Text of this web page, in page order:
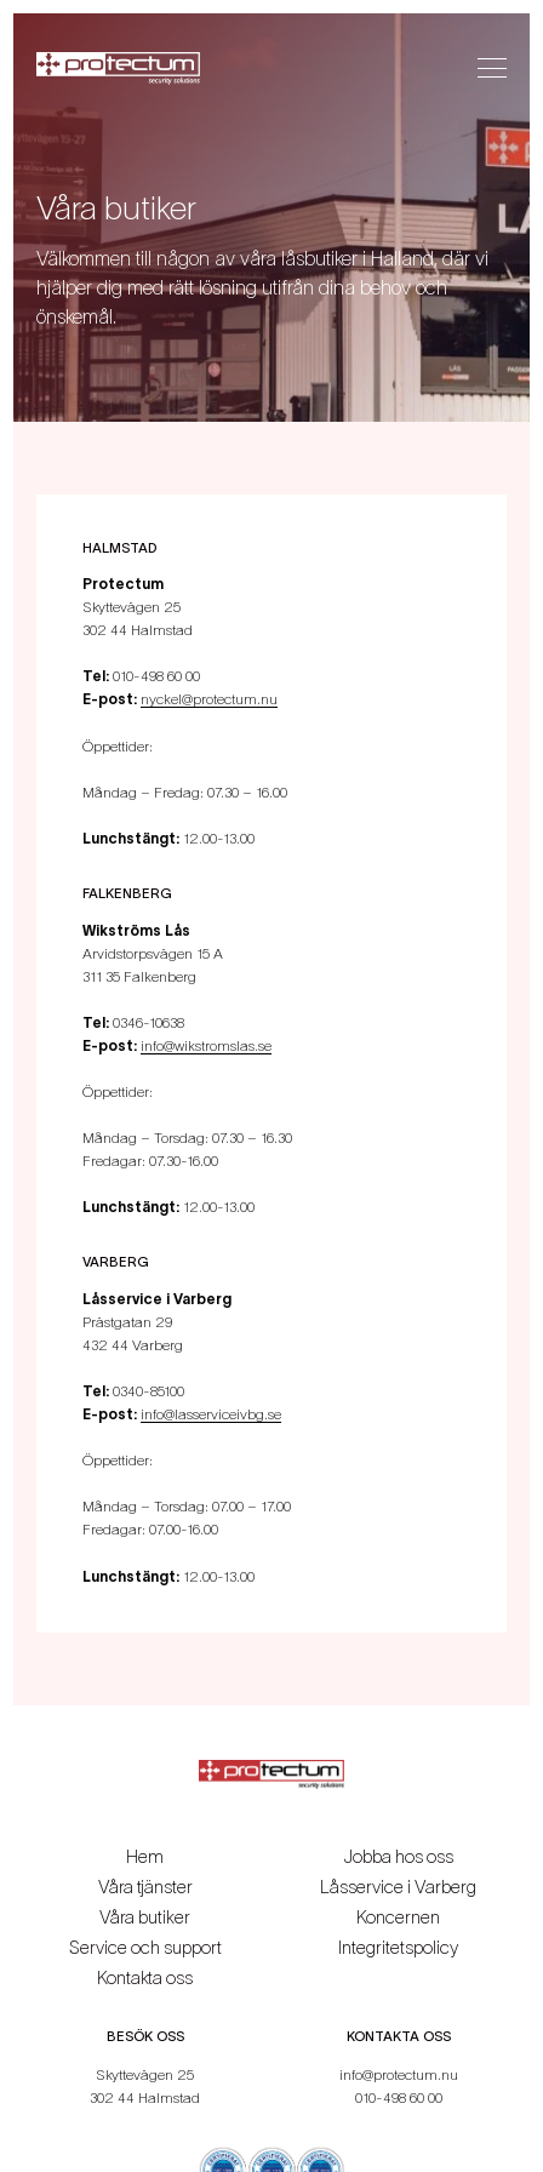
Våra butiker
Välkommen till någon av våra låsbutiker i Halland, där vi
hjälper dig med rätt lösning utifrån dina behov och
önskemål.
HALMSTAD
Protectum
Skyttevägen 25
302 44 Halmstad
Tel:010-498 60 00
E-post: nyckel@protectum.nu
Öppettider:
Måndag – Fredag: 07.30 – 16.00
Lunchstängt:12.00-13.00
FALKENBERG
Wikströms Lås
Arvidstorpsvägen 15 A
311 35 Falkenberg
Tel:0346-10638
E-post: info@wikstromslas.se
Öppettider:
Måndag – Torsdag: 07.30 – 16.30
Fredagar: 07.30-16.00
Lunchstängt:12.00-13.00
VARBERG
Låsservice i Varberg
Prästgatan 29
432 44 Varberg
Tel:0340-85100
E-post: info@lasserviceivbg.se
Öppettider:
Måndag – Torsdag: 07.00 – 17.00
Fredagar: 07.00-16.00
Lunchstängt:12.00-13.00
Hem
Våra tjänster
Våra butiker
Service och support
Kontakta oss
Jobba hos oss
Låsservice i Varberg
Koncernen
Integritetspolicy
BESÖK OSS
Skyttevägen 25
302 44 Halmstad
KONTAKTA OSS
info@protectum.nu
010-498 60 00